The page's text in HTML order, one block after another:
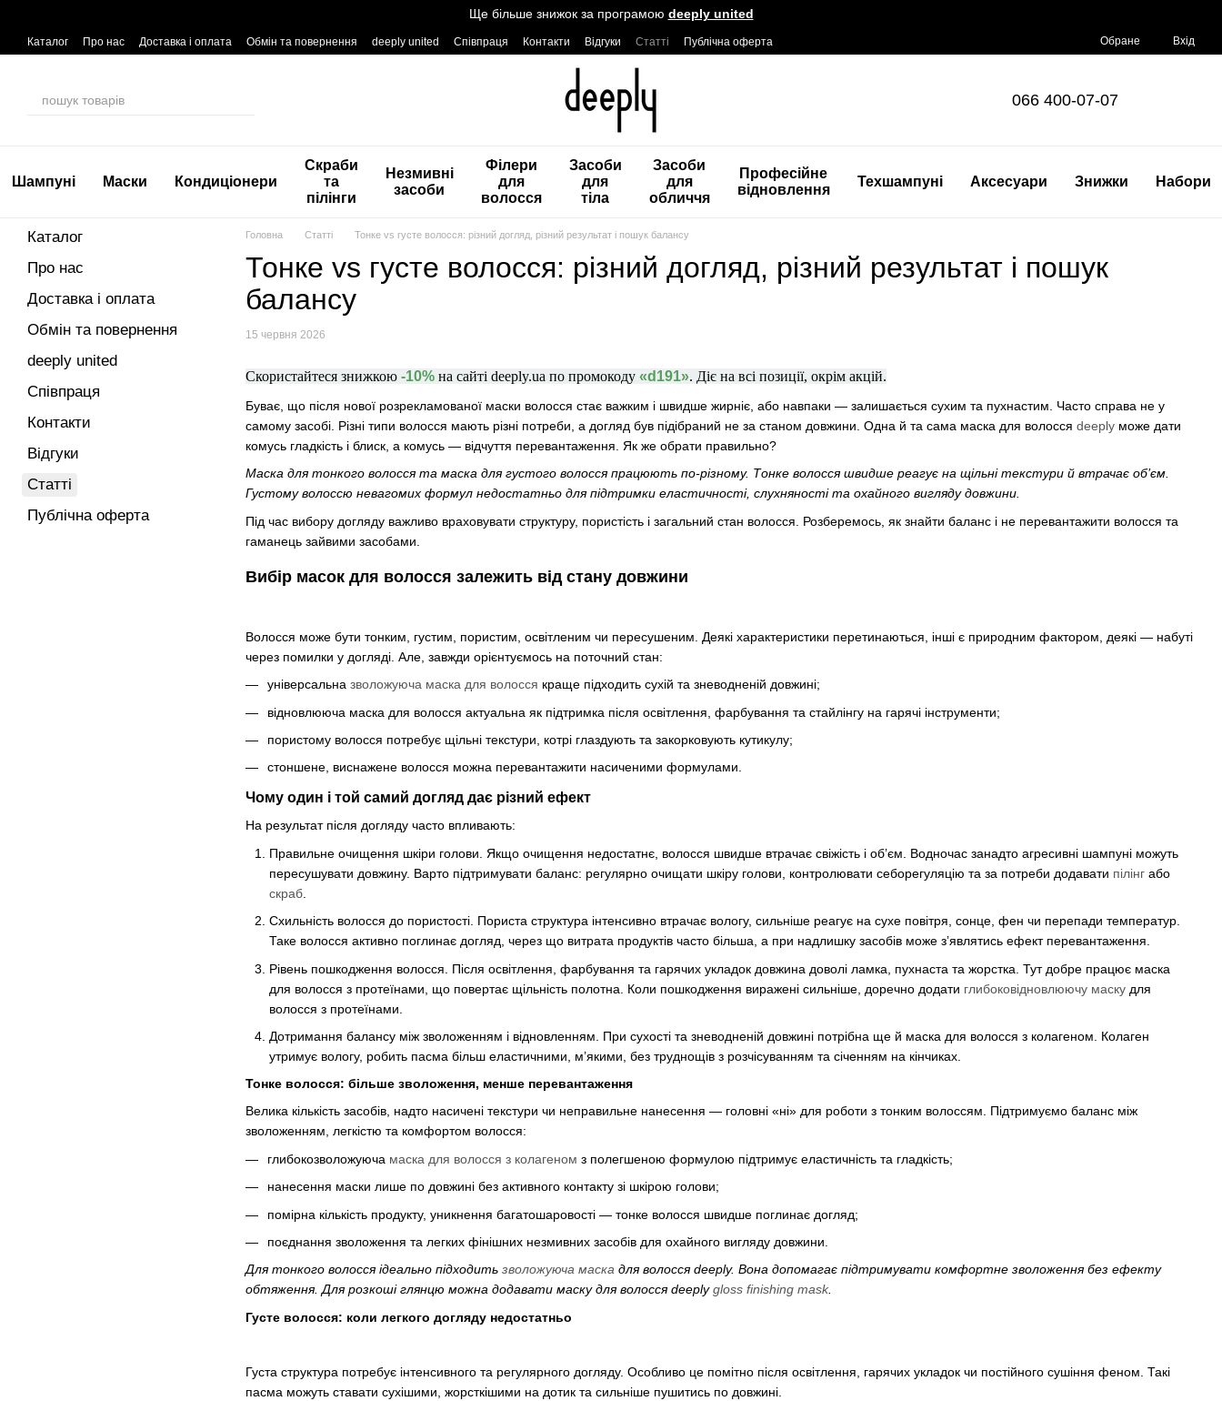
Ще більше знижок за програмою deeply united
Каталог Про нас Доставка і оплата Обмін та повернення deeply united Співпраця Контакти Відгуки Статті Публічна оферта Обране Вхід
066 400-07-07
Шампуні Маски Кондиціонери
Скраби
та
пілінги
Незмивні
засоби
Філери
для
волосся
Засоби
для
тіла
Засоби
для
обличчя
Професійне
відновлення
Техшампуні Аксесуари Знижки Набори
Головна Статті Тонке vs густе волосся: різний догляд, різний результат і пошук балансу
Тонке vs густе волосся: різний догляд, різний результат і пошук
балансу
15 червня 2026
Скористайтеся знижкою -10% на сайті deeply.ua по промокоду «d191». Діє на всі позиції, окрім акцій.
Буває, що після нової розрекламованої маски волосся стає важким і швидше жирніє, або навпаки — залишається сухим та пухнастим. Часто справа не у
самому засобі. Різні типи волосся мають різні потреби, а догляд був підібраний не за станом довжини. Одна й та сама маска для волосся deeply може дати
комусь гладкість і блиск, а комусь — відчуття перевантаження. Як же обрати правильно?
Маска для тонкого волосся та маска для густого волосся працюють по-різному. Тонке волосся швидше реагує на щільні текстури й втрачає об’єм.
Густому волоссю невагомих формул недостатньо для підтримки еластичності, слухняності та охайного вигляду довжини.
Під час вибору догляду важливо враховувати структуру, пористість і загальний стан волосся. Розберемось, як знайти баланс і не перевантажити волосся та
гаманець зайвими засобами.
Вибір масок для волосся залежить від стану довжини
Волосся може бути тонким, густим, пористим, освітленим чи пересушеним. Деякі характеристики перетинаються, інші є природним фактором, деякі — набуті
через помилки у догляді. Але, завжди орієнтуємось на поточний стан:
універсальна зволожуюча маска для волосся краще підходить сухій та зневодненій довжині;
відновлююча маска для волосся актуальна як підтримка після освітлення, фарбування та стайлінгу на гарячі інструменти;
пористому волосся потребує щільні текстури, котрі глаздують та закорковують кутикулу;
стоншене, виснажене волосся можна перевантажити насиченими формулами.
Чому один і той самий догляд дає різний ефект
На результат після догляду часто впливають:
Правильне очищення шкіри голови. Якщо очищення недостатнє, волосся швидше втрачає свіжість і об’єм. Водночас занадто агресивні шампуні можуть
пересушувати довжину. Варто підтримувати баланс: регулярно очищати шкіру голови, контролювати себорегуляцію та за потреби додавати пілінг або
скраб
Схильність волосся до пористості. Пориста структура інтенсивно втрачає вологу, сильніше реагує на сухе повітря, сонце, фен чи перепади температур.
Таке волосся активно поглинає догляд, через що витрата продуктів часто більша, а при надлишку засобів може з’являтись ефект перевантаження.
Рівень пошкодження волосся. Після освітлення, фарбування та гарячих укладок довжина доволі ламка, пухнаста та жорстка. Тут добре працює маска
для волосся з протеїнами, що повертає щільність полотна. Коли пошкодження виражені сильніше, доречно додати глибоковідновлюючу маску для
волосся з протеїнами.
Дотримання балансу між зволоженням і відновленням. При сухості та зневодненій довжині потрібна ще й маска для волосся з колагеном. Колаген
утримує вологу, робить пасма більш еластичними, м’якими, без труднощів з розчісуванням та січенням на кінчиках.
Тонке волосся: більше зволоження, менше перевантаження
Велика кількість засобів, надто насичені текстури чи неправильне нанесення — головні «ні» для роботи з тонким волоссям. Підтримуємо баланс між
зволоженням, легкістю та комфортом волосся:
глибокозволожуюча маска для волосся з колагеном з полегшеною формулою підтримує еластичність та гладкість;
нанесення маски лише по довжині без активного контакту зі шкірою голови;
помірна кількість продукту, уникнення багатошаровості — тонке волосся швидше поглинає догляд;
поєднання зволоження та легких фінішних незмивних засобів для охайного вигляду довжини.
Для тонкого волосся ідеально підходить зволожуюча маска для волосся deeply. Вона допомагає підтримувати комфортне зволоження без ефекту
обтяження. Для розкоші глянцю можна додавати маску для волосся deeplygloss finishing mask.
Густе волосся: коли легкого догляду недостатньо
Густа структура потребує інтенсивного та регулярного догляду. Особливо це помітно після освітлення, гарячих укладок чи постійного сушіння феном. Такі
пасма можуть ставати сухішими, жорсткішими на дотик та сильніше пушитись по довжині.
Каталог
Про нас
Доставка і оплата
Обмін та повернення
deeply united
Співпраця
Контакти
Відгуки
Статті
Публічна оферта